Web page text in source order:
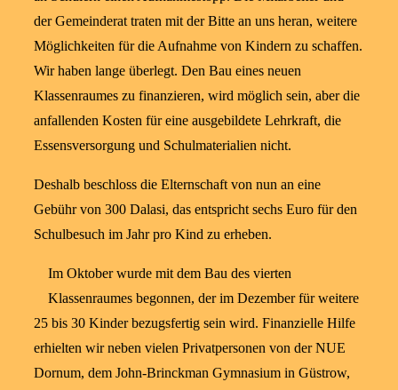
der Gemeinderat traten mit der Bitte an uns heran, weitere
Möglichkeiten für die Aufnahme von Kindern zu schaffen.
Wir haben lange überlegt. Den Bau eines neuen
Klassenraumes zu finanzieren, wird möglich sein, aber die
anfallenden Kosten für eine ausgebildete Lehrkraft, die
Essensversorgung und Schulmaterialien nicht.
Deshalb beschloss die Elternschaft von nun an eine
Gebühr von 300 Dalasi, das entspricht sechs Euro für den
Schulbesuch im Jahr pro Kind zu erheben.
Im Oktober wurde mit dem Bau des vierten
Klassenraumes begonnen, der im Dezember für weitere
25 bis 30 Kinder bezugsfertig sein wird. Finanzielle Hilfe
erhielten wir neben vielen Privatpersonen von der NUE
Dornum, dem John-Brinckman Gymnasium in Güstrow,